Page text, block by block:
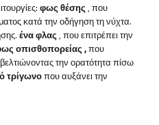
φως θέσης, που
κατά την οδήγηση τη νύχτα.
ένα φλας, που επιτρέπει την
οπισθοπορείας,που
την ορατότητα πίσω
τρίγωνοπου αυξάνει την